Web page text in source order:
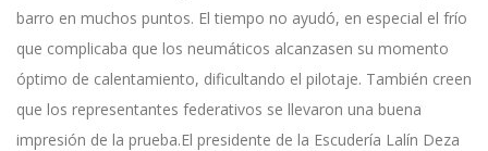
barro en muchos puntos. El tiempo no ayudó, en especial el frío
que complicaba que los neumáticos alcanzasen su momento
óptimo de calentamiento, dificultando el pilotaje. También creen
que los representantes federativos se llevaron una buena
impresión de la prueba.El presidente de la Escudería Lalín Deza